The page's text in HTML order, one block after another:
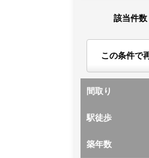
該当件数
この条件で
間取り
駅徒歩
築年数